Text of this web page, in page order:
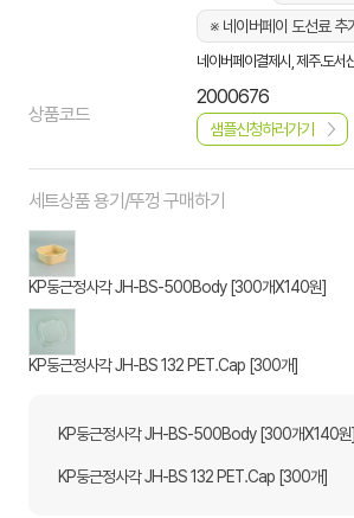
※ 네이버페이 도선료 추
네이버페이결제시, 제주.도서
상품코드
2000676
샘플신청하러가기
세트상품 용기/뚜껑 구매하기
KP둥근정사각 JH-BS-500Body [300개X140원]
KP둥근정사각 JH-BS 132 PET.Cap [300개]
KP둥근정사각 JH-BS-500Body [300개X140원]
KP둥근정사각 JH-BS 132 PET.Cap [300개]